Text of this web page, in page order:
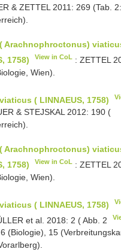
& ZETTEL 2011: 269 (Tab.
Arachnophroctonus)
1758)
View in CoL : ZETTEL
Wien).
( LINNAEUS, 1758)
& STEJSKAL 2012: 190 (
Arachnophroctonus)
1758)
View in CoL : ZETTEL
Wien).
( LINNAEUS, 1758)
et al. 2018: 2 ( Abb. 2
(Biologie), 15